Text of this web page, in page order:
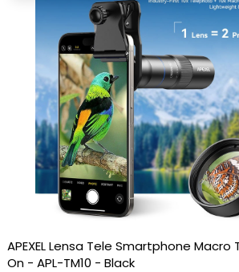
APEXEL Lensa Tele Smartphone Macro
On - APL-TM10 - Black